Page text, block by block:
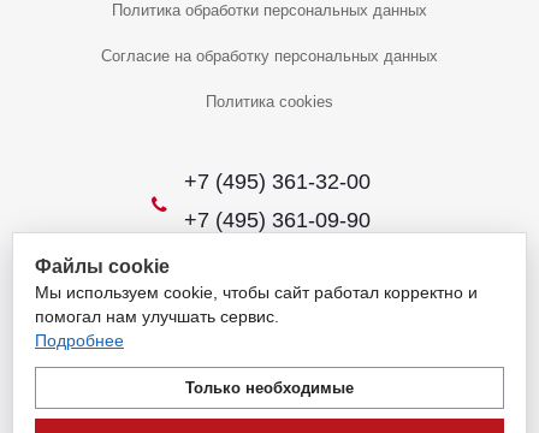
Политика обработки персональных данных
Согласие на обработку персональных данных
Политика cookies
+7 (495) 361-32-00
+7 (495) 361-09-90
2026 © Уникальный интернет-магазин
Обращаем ваше внимание на то, что данный интернет-сайт носит
не является публичной офертой, определяемой положениями
пункта 1 статьи 437 Гражданского кодекса Российской Федерации.
Файлы cookie
Мы используем cookie, чтобы сайт работал корректно и
помогал нам улучшать сервис.
Подробнее
Только необходимые